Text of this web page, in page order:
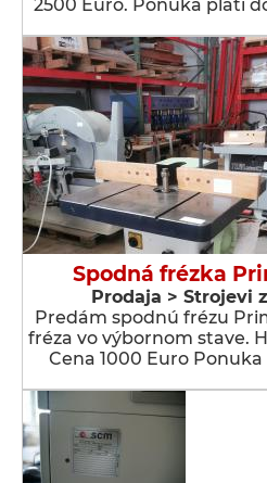
2500 Euro. Ponuka platí
Spodná frézka
Prodaja > Strojevi
Predám spodnú frézu
fréza vo výbornom stave.
Cena 1000 Euro